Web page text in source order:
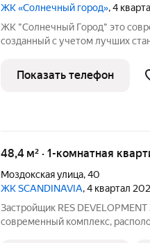
ЖК «Солнечный город», 4
ЖК "Солнечный Город" это современный жилой комплекс,
созданный с учетом лучших
планировок квартир до
Строительство комплекса
Показать телефон
48,4 м² · 1-комнатная
Моздокская улица,40
ЖК SCANDINAVIA, 4 квартал
Застройщик RES
современный комплекс,